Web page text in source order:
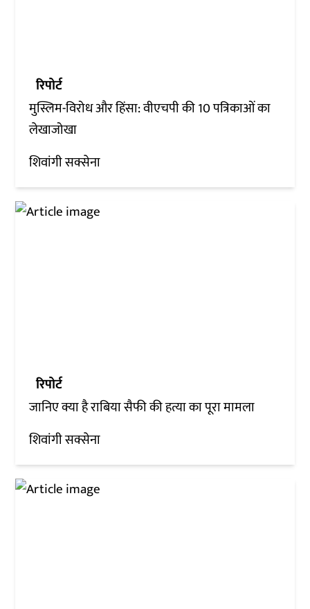
रिपोर्ट
मुस्लिम-विरोध और हिंसा: वीएचपी की 10 पत्रिकाओं का
लेखाजोखा
शिवांगी सक्सेना
रिपोर्ट
जानिए क्या है राबिया सैफी की हत्या का पूरा मामला
शिवांगी सक्सेना